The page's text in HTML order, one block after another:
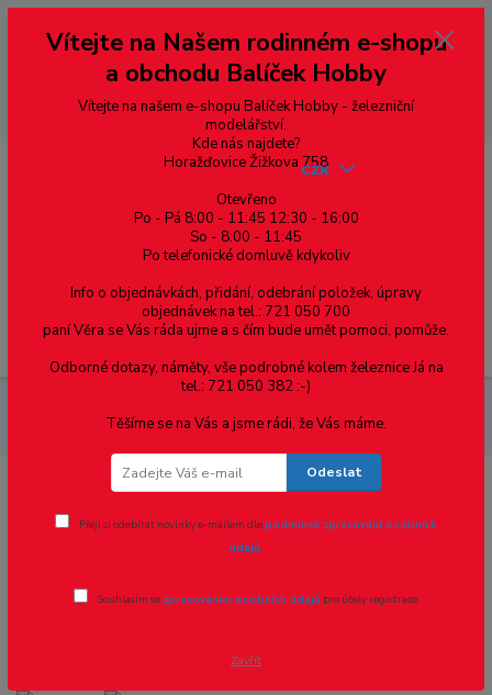
--- pro zákazníky ze Slovenska a jiných zemí, pokud chcete platit v eurech
přepněte si e-shop na euro 💶 pro přepočet měny - pravý horní roh ---
dobírky – pokud si z nějakého důvodu zásilku nevyzvednete, bude po
domluvě zaslána znovu s opětovnou platbou za poštovné, v opačném
případě bude zrušena a účet přidán na blacklist a rušeny následující
objednávky.
Menu
CZK
řady 753.6
Vítejte na Našem rodinném e-shopu
a obchodu Balíček Hobby
Vítejte na našem e-shopu Balíček Hobby - železniční
modelářství.
Kde nás najdete?
Horažďovice Žižkova 758
Otevřeno
Po - Pá 8:00 - 11:45 12:30 - 16:00
So - 8:00 - 11:45
Po telefonické domluvě kdykoliv
Info o objednávkách, přidání, odebrání položek, úpravy
objednávek na tel.: 721 050 700
paní Věra se Vás ráda ujme a s čím bude umět pomoci, pomůže.
Odborné dotazy, náměty, vše podrobné kolem železnice Já na
tel.: 721 050 382 :-)
Těšíme se na Vás a jsme rádi, že Vás máme.
Odeslat
Přeji si odebírat novinky e-mailem dlepodmínek zpracování osobních
údajů.
Souhlasím se zpracováním osobních údajů pro účely registrace.
Zavřít